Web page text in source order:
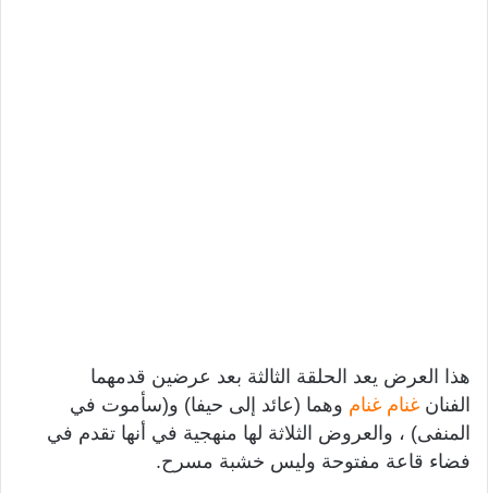
هذا العرض يعد الحلقة الثالثة بعد عرضين قدمهما
الفنان غنام غنام وهما (عائد إلى حيفا) و(سأموت في
المنفى) ، والعروض الثلاثة لها منهجية في أنها تقدم في
فضاء قاعة مفتوحة وليس خشبة مسرح.